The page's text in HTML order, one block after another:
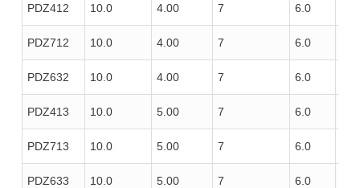
PDZ412 10.0 4.00 7 6.0
PDZ712 10.0 4.00 7 6.0
PDZ632 10.0 4.00 7 6.0
PDZ413 10.0 5.00 7 6.0
PDZ713 10.0 5.00 7 6.0
PDZ633 10.0 5.00 7 6.0